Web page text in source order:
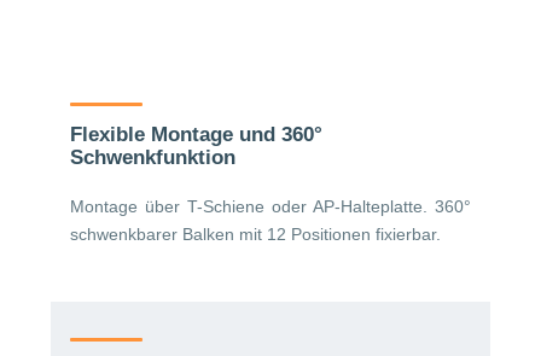
Flexible Montage und 360°
Schwenkfunktion
Montage über T-Schiene oder AP-Halteplatte. 360°
schwenkbarer Balken mit 12 Positionen fixierbar.